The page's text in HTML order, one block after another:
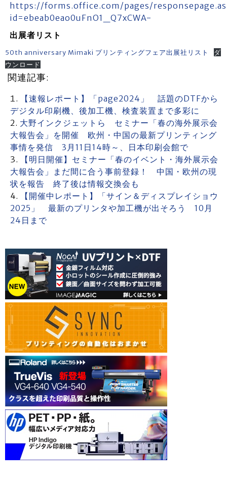
https://forms.office.com/pages/
id=ebeab0eao0uFnO1_Q7xCWA-
出展者リスト
50th anniversary Mimaki プリンティングフェア出展社リスト
ダ
ウンロード
関連記事:
【速報レポート】「page2024」 話題のDTFから
デジタル印刷機、後加工機、検査装置まで多彩に
大野インクジェットら セミナー「春の海外展示会
大報告会」を開催 欧州・中国の最新プリンティング
事情を発信 3月11日14時～、日本印刷会館で
【明日開催】セミナー「春のイベント・海外展示会
大報告会」まだ間に合う事前登録！ 中国・欧州の現
状を報告 終了後は情報交換会も
【開催中レポート】「サイン＆ディスプレイショウ
2025」 最新のプリンタや加工機が出そろう 10月
24日まで